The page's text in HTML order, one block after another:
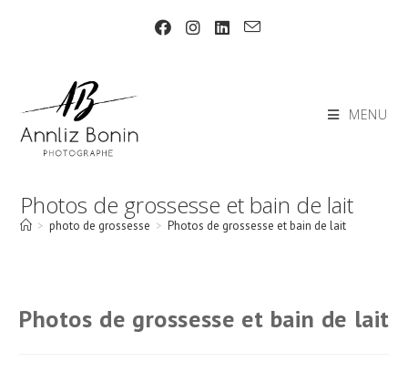
MENU
Photos de grossesse et bain de lait
> photo de grossesse > Photos de grossesse et bain de lait
Photos de grossesse et bain de lait